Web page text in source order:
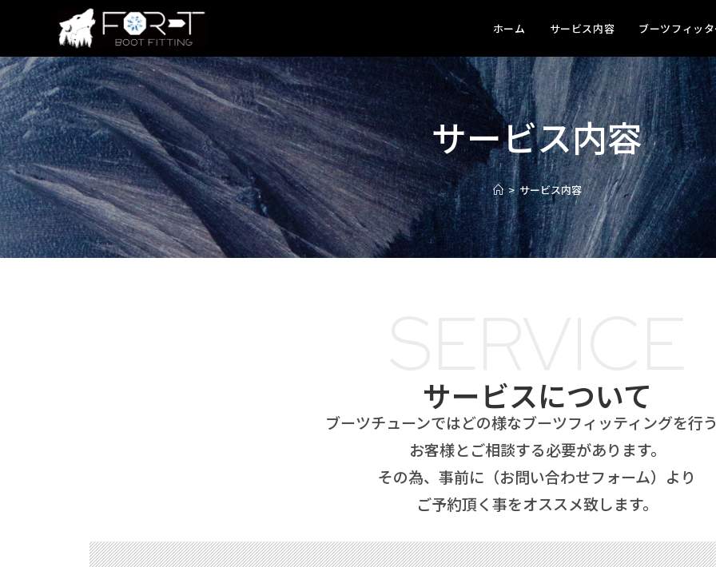
ホーム サービス内容 ブーツフィッ
サービス内容
> サービス内容
サービスについて
ブーツチューンではどの様なブーツフィッティングを行
お客様とご相談する必要があります。
その為、事前に（お問い合わせフォーム）より
ご予約頂く事をオススメ致します。